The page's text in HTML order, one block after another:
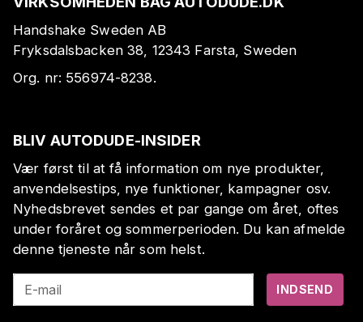
Handshake Sweden AB
Fryksdalsbacken 38, 12343 Farsta, Sweden
Org. nr: 556974-8238.
BLIV AUTODUDE-INSIDER
Vær først til at få information om nye produkter,
anvendelsestips, nye funktioner, kampagner osv.
Nyhedsbrevet sendes et par gange om året, oftes
under foråret og sommerperioden. Du kan afmelde
denne tjeneste når som helst.
E-mail INDSEND